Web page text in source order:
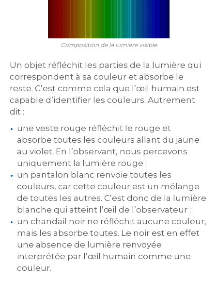
Composition de la lumière visible
Un objet réfléchit les parties de la lumière qui
correspondent à sa couleur et absorbe le
reste. C’est comme cela que l’œil humain est
capable d’identifier les couleurs. Autrement
dit :
une veste rouge réfléchit le rouge et
absorbe toutes les couleurs allant du jaune
au violet. En l’observant, nous percevons
uniquement la lumière rouge ;
un pantalon blanc renvoie toutes les
couleurs, car cette couleur est un mélange
de toutes les autres. C’est donc de la lumière
blanche qui atteint l’œil de l’observateur ;
un chandail noir ne réfléchit aucune couleur,
mais les absorbe toutes. Le noir est en effet
une absence de lumière renvoyée
interprétée par l’œil humain comme une
couleur.